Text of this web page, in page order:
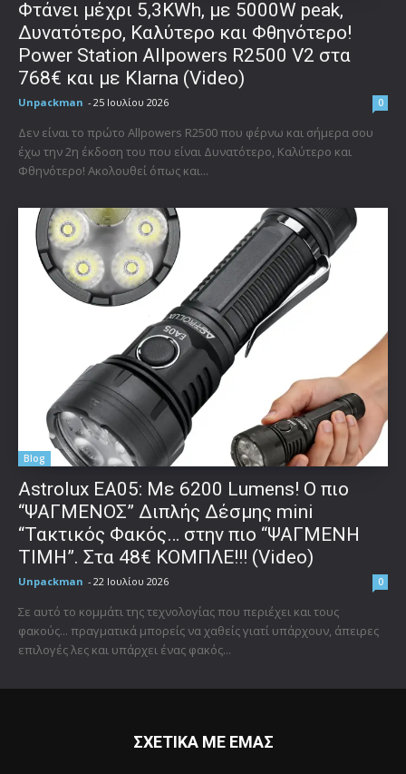
Φτάνει μέχρι 5,3KWh, με 5000W peak,
Δυνατότερο, Καλύτερο και Φθηνότερο!
Power Station Allpowers R2500 V2 στα
768€ και με Klarna (Video)
Unpackman - 25 Ιουλίου 2026 0
Δεν είναι το πρώτο Allpowers R2500 που φέρνω και σήμερα σου
έχω την 2η έκδοση του που είναι Δυνατότερο, Καλύτερο και
Φθηνότερο! Ακολουθεί όπως και...
Blog
Astrolux ΕΑ05: Με 6200 Lumens! Ο πιο
“ΨΑΓΜΕΝΟΣ” Διπλής Δέσμης mini
“Τακτικός Φακός… στην πιο “ΨΑΓΜΕΝΗ
ΤΙΜΗ”. Στα 48€ ΚΟΜΠΛΕ!!! (Video)
Unpackman - 22 Ιουλίου 2026 0
Σε αυτό το κομμάτι της τεχνολογίας που περιέχει και τους
φακούς... πραγματικά μπορείς να χαθείς γιατί υπάρχουν, άπειρες
επιλογές λες και υπάρχει ένας φακός...
ΣΧΕΤΙΚΑ ΜΕ ΕΜΑΣ